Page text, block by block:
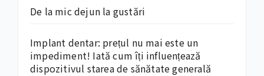
De la mic dejun la gustări
Implant dentar: prețul nu mai este un
impediment! Iată cum îți influențează
dispozitivul starea de sănătate generală